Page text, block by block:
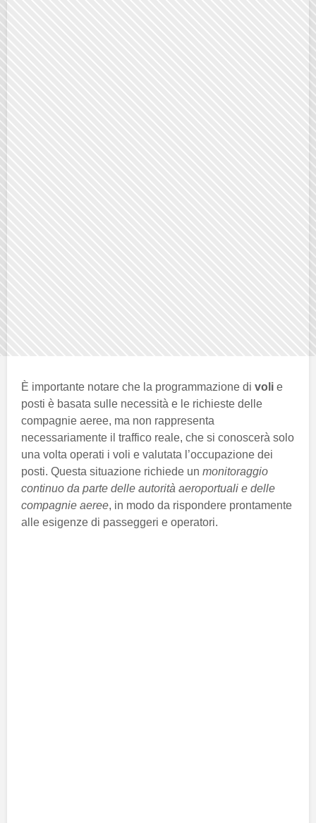
È importante notare che la programmazione di voli e
posti è basata sulle necessità e le richieste delle
compagnie aeree, ma non rappresenta
necessariamente il traffico reale, che si conoscerà solo
una volta operati i voli e valutata l’occupazione dei
posti. Questa situazione richiede un monitoraggio
continuo da parte delle autorità aeroportuali e delle
compagnie aeree, in modo da rispondere prontamente
alle esigenze di passeggeri e operatori.